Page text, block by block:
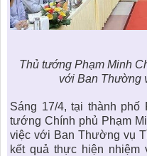
Thủ tướng Phạm Minh
với Ban Thường
Sáng 17/4, tại thành phố
tướng Chính phủ Phạm
việc với Ban Thường vụ
kết quả thực hiện nhiệm